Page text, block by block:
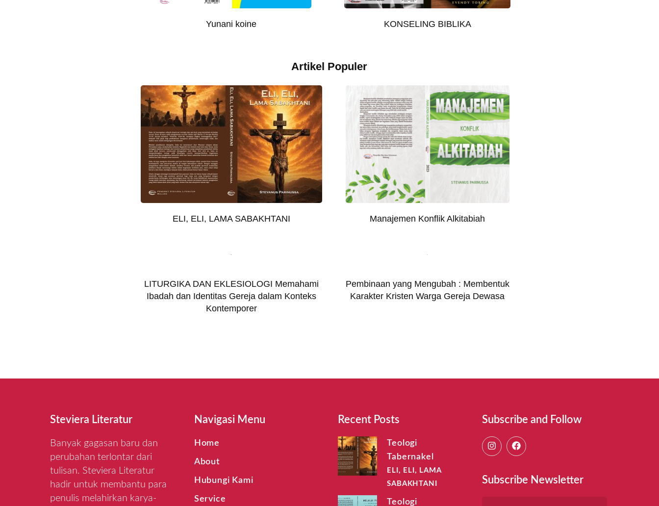
Yunani koine KONSELING BIBLIKA
Artikel Populer
ELI, ELI, LAMA SABAKHTANI Manajemen Konflik Alkitabiah
LITURGIKA DAN EKLESIOLOGI Memahami
Ibadah dan Identitas Gereja dalam Konteks
Kontemporer
Pembinaan yang Mengubah : Membentuk
Karakter Kristen Warga Gereja Dewasa
Steviera Literatur
Banyak gagasan baru dan
perubahan terlontar dari
tulisan. Steviera Literatur
hadir untuk membantu para
penulis melahirkan karya-
Navigasi Menu
Home
About
Hubungi Kami
Service
Recent Posts
Teologi
Tabernakel
ELI, ELI, LAMA
SABAKHTANI
Teologi
Subscribe and Follow
Subscribe Newsletter